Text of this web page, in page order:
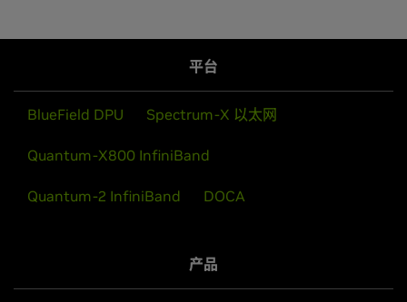
平台
BlueField DPU Spectrum-X 以太网
Quantum-X800 InfiniBand
Quantum-2 InfiniBand DOCA
产品